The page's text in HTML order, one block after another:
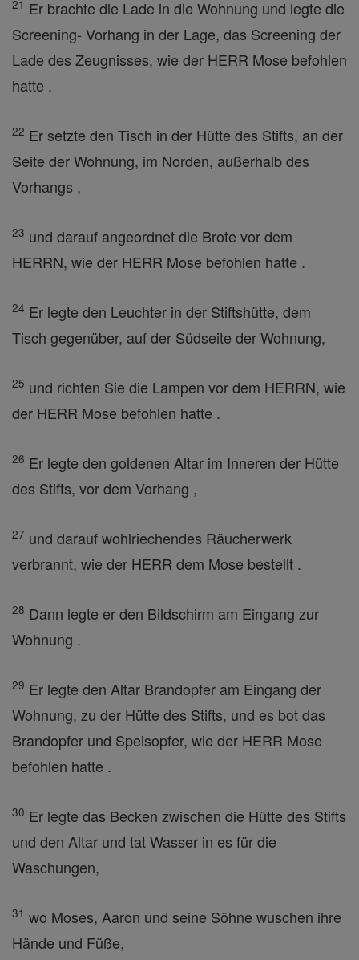
21 Er brachte die Lade in die Wohnung und legte die
Screening- Vorhang in der Lage, das Screening der
Lade des Zeugnisses, wie der HERR Mose befohlen
hatte .
22 Er setzte den Tisch in der Hütte des Stifts, an der
Seite der Wohnung, im Norden, außerhalb des
Vorhangs ,
23 und darauf angeordnet die Brote vor dem
HERRN, wie der HERR Mose befohlen hatte .
24 Er legte den Leuchter in der Stiftshütte, dem
Tisch gegenüber, auf der Südseite der Wohnung,
25 und richten Sie die Lampen vor dem HERRN, wie
der HERR Mose befohlen hatte .
26 Er legte den goldenen Altar im Inneren der Hütte
des Stifts, vor dem Vorhang ,
27 und darauf wohlriechendes Räucherwerk
verbrannt, wie der HERR dem Mose bestellt .
28 Dann legte er den Bildschirm am Eingang zur
Wohnung .
29 Er legte den Altar Brandopfer am Eingang der
Wohnung, zu der Hütte des Stifts, und es bot das
Brandopfer und Speisopfer, wie der HERR Mose
befohlen hatte .
30 Er legte das Becken zwischen die Hütte des Stifts
und den Altar und tat Wasser in es für die
Waschungen,
31 wo Moses, Aaron und seine Söhne wuschen ihre
Hände und Füße,